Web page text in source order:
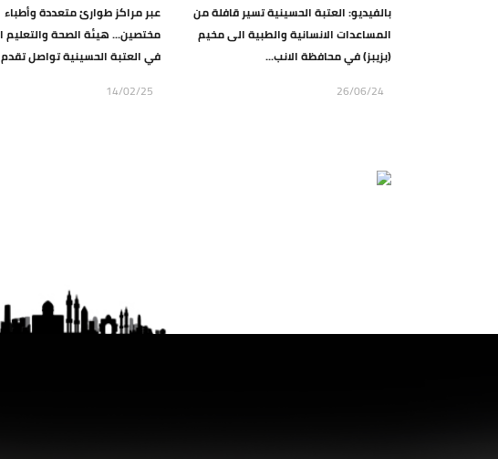
بالفيديو: العتبة الحسينية تسير قافلة من
المساعدات الانسانية والطبية الى مخيم
(بزيبز) في محافظة الانب...
26/06/24
عبر مراكز طوارئ متعددة وأطباء
مختصين... هيئة الصحة والتعليم
في العتبة الحسينية تواصل
14/02/25